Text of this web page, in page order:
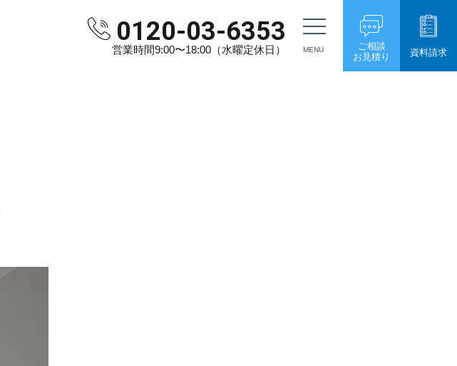
MENU
0120-03-6353
営業時間9:00〜18:00（水曜定休日）
ご相談
お見積り
資料請求